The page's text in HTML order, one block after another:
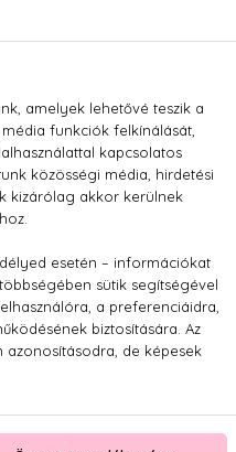
SALICYLATE,
CITRAL,
EVERNIA PRUNASTRI